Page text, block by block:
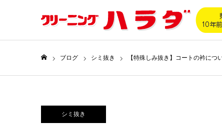
ブログ シミ抜き 【特殊しみ抜き】コートの衿につ
シミ抜き